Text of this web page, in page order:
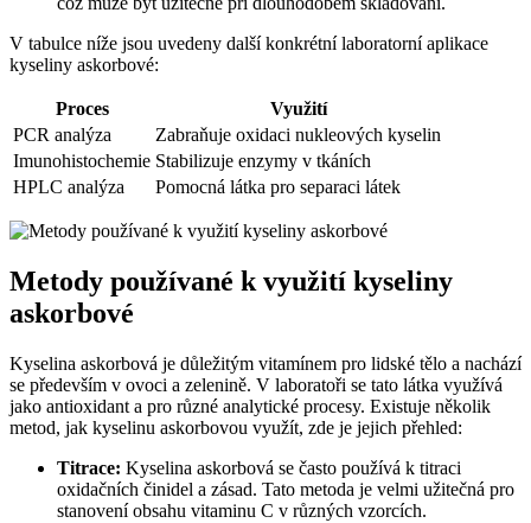
V tabulce níže jsou uvedeny další konkrétní laboratorní aplikace
kyseliny askorbové:
Proces
Využití
PCR analýza
Zabraňuje oxidaci nukleových kyselin
Imunohistochemie Stabilizuje enzymy v tkáních
HPLC analýza
Pomocná látka pro separaci látek
Metody používané k využití kyseliny
askorbové
Kyselina askorbová je důležitým vitamínem pro lidské tělo a nachází
se především v ovoci a zelenině. V laboratoři se tato látka využívá
jako antioxidant a pro různé analytické procesy. Existuje několik
metod, jak kyselinu askorbovou využít, zde je jejich přehled:
Titrace: Kyselina askorbová se často používá k titraci
oxidačních činidel a zásad. Tato metoda je velmi užitečná pro
stanovení obsahu vitaminu C v různých vzorcích.